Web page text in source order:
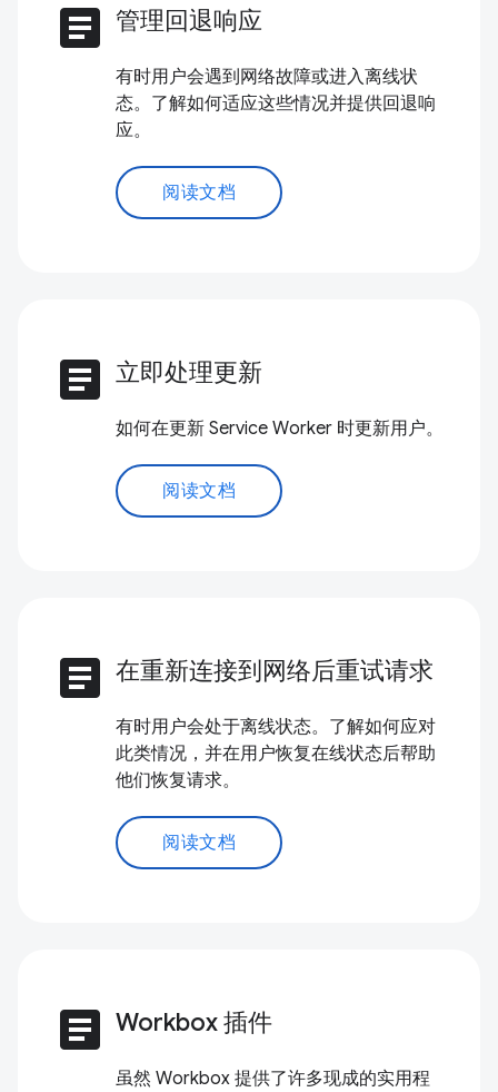
article 管理回退响应
有时用户会遇到网络故障或进入离线状
态。了解如何适应这些情况并提供回退响
应。
阅读文档
article 立即处理更新
如何在更新 Service Worker 时更新用户。
阅读文档
article 在重新连接到网络后重试请求
有时用户会处于离线状态。了解如何应对
此类情况，并在用户恢复在线状态后帮助
他们恢复请求。
阅读文档
article Workbox 插件
虽然 Workbox 提供了许多现成的实用程